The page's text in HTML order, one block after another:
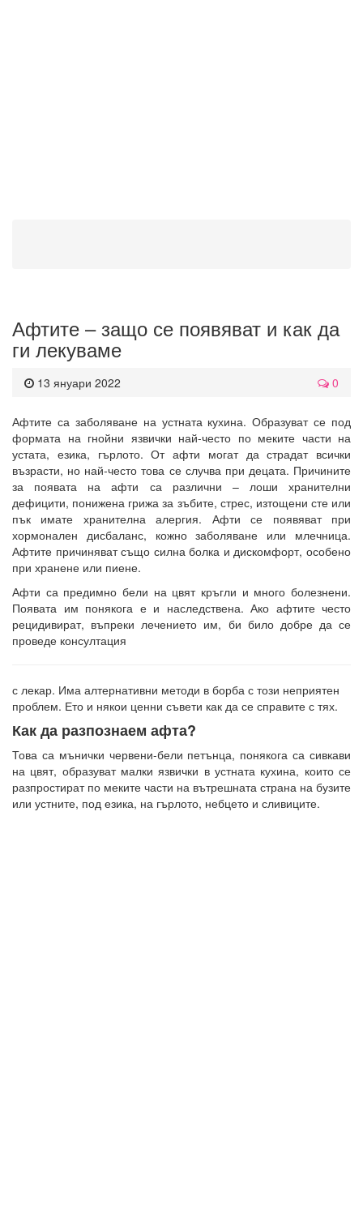
Афтите – защо се появяват и как да
ги лекуваме
13 януари 2022 0
Афтите са заболяване на устната кухина. Образуват се под
формата на гнойни язвички най-често по меките части на
устата, езика, гърлото. От афти могат да страдат всички
възрасти, но най-често това се случва при децата. Причините
за появата на афти са различни – лоши хранителни
дефицити, понижена грижа за зъбите, стрес, изтощени сте или
пък имате хранителна алергия. Афти се появяват при
хормонален дисбаланс, кожно заболяване или млечница.
Афтите причиняват също силна болка и дискомфорт, особено
при хранене или пиене.
Афти са предимно бели на цвят кръгли и много болезнени.
Появата им понякога е и наследствена. Ако афтите често
рецидивират, въпреки лечението им, би било добре да се
проведе консултация
с лекар. Има алтернативни методи в борба с този неприятен
проблем. Ето и някои ценни съвети как да се справите с тях.
Как да разпознаем афта?
Това са мънички червени-бели петънца, понякога са сивкави
на цвят, образуват малки язвички в устната кухина, които се
разпростират по меките части на вътрешната страна на бузите
или устните, под езика, на гърлото, небцето и сливиците.